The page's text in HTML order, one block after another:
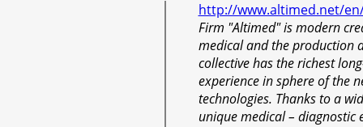
http://www.altimed.net/
Firm "Altimed" is modern
medical and the production
collective has the richest
experience in sphere of the
technologies. Thanks to a
unique medical – diagnostic